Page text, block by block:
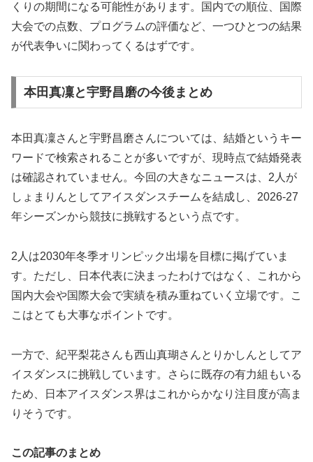
くりの期間になる可能性があります。国内での順位、国際
大会での点数、プログラムの評価など、一つひとつの結果
が代表争いに関わってくるはずです。
本田真凜と宇野昌磨の今後まとめ
本田真凜さんと宇野昌磨さんについては、結婚というキー
ワードで検索されることが多いですが、現時点で結婚発表
は確認されていません。今回の大きなニュースは、2人が
しょまりんとしてアイスダンスチームを結成し、2026-27
年シーズンから競技に挑戦するという点です。
2人は2030年冬季オリンピック出場を目標に掲げていま
す。ただし、日本代表に決まったわけではなく、これから
国内大会や国際大会で実績を積み重ねていく立場です。こ
こはとても大事なポイントです。
一方で、紀平梨花さんも西山真瑚さんとりかしんとしてア
イスダンスに挑戦しています。さらに既存の有力組もいる
ため、日本アイスダンス界はこれからかなり注目度が高ま
りそうです。
この記事のまとめ